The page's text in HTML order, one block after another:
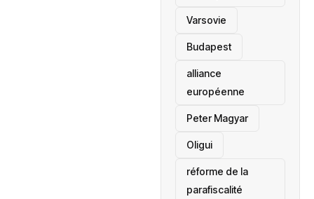
‎Varsovie
Budapest
alliance
européenne
Peter Magyar
Oligui
réforme de la
parafiscalité